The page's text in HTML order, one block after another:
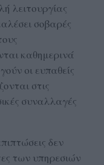
λειτουργίας
σοβαρές
καθημερινά
οι ευπαθείς
στις
συναλλαγές
δεν
των υπηρεσιών